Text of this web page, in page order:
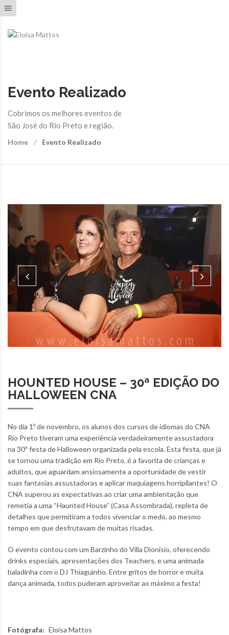
Evento Realizado
Cobrimos os melhores eventos de
São José do Rio Preto e região.
Home Evento Realizado
HOUNTED HOUSE – 30ª EDIÇÃO DO
HALLOWEEN CNA
No dia 1º de novembro, os alunos dos cursos de idiomas do CNA
Rio Preto tiveram uma experiência verdadeiramente assustadora
na 30ª festa de Halloween organizada pela escola. Esta festa, que já
se tornou uma tradição em Rio Preto, é a favorita de crianças e
adultos, que aguardam ansiosamente a oportunidade de vestir
suas fantasias assustadoras e aplicar maquiagens horripilantes! O
CNA superou as expectativas ao criar uma ambientação que
remetia a uma “Haunted House” (Casa Assombrada), repleta de
detalhes que permitiram a todos vivenciar o medo, ao mesmo
tempo em que desfrutavam de muitas risadas.
O evento contou com um Barzinho do Villa Dionísio, oferecendo
drinks especiais, apresentações dos Teachers, e uma animada
baladinha com o DJ Thiaguinho. Entre gritos de horror e muita
dança animada, todos puderam aproveitar ao máximo a festa!
Fotógrafa: Eloisa Mattos